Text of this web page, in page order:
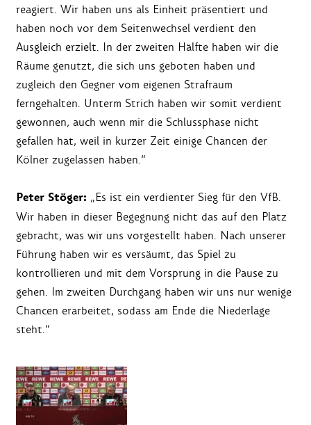
reagiert. Wir haben uns als Einheit präsentiert und
haben noch vor dem Seitenwechsel verdient den
Ausgleich erzielt. In der zweiten Hälfte haben wir die
Räume genutzt, die sich uns geboten haben und
zugleich den Gegner vom eigenen Strafraum
ferngehalten. Unterm Strich haben wir somit verdient
gewonnen, auch wenn mir die Schlussphase nicht
gefallen hat, weil in kurzer Zeit einige Chancen der
Kölner zugelassen haben.“
Peter Stöger: „Es ist ein verdienter Sieg für den VfB.
Wir haben in dieser Begegnung nicht das auf den Platz
gebracht, was wir uns vorgestellt haben. Nach unserer
Führung haben wir es versäumt, das Spiel zu
kontrollieren und mit dem Vorsprung in die Pause zu
gehen. Im zweiten Durchgang haben wir uns nur wenige
Chancen erarbeitet, sodass am Ende die Niederlage
steht.“